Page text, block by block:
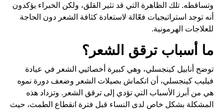
وتساقطه. تلك الظاهرة التي قد تثير القلق، ولكن الخبراء يؤكدون
أنه توجد استراتيجيات فعّالة لاستعادة كثافة الشعر دون الحاجة
للعلاجات الهرمونية.
ما أسباب ترقق الشعر؟
توضح أنابيل كينجسلي، وهي كبيرة أخصائيي الشعر في عيادة
فيليب كينجسلي، أن انكماش بصيلات الشعر وضعف دورة نموه
هي من أبرز الأسباب التي تؤدي إلى ترقق الشعر. وتزداد هذه
المشكلة بشكل خاص لدى النساء قبل فترة انقطاع الطمث، حيث